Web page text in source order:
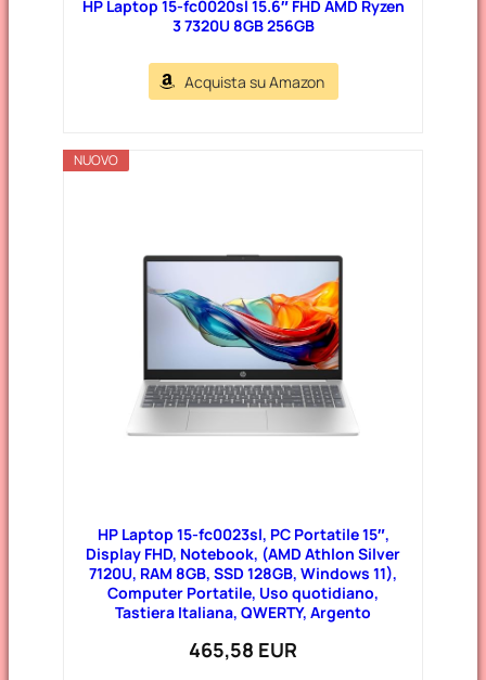
HP Laptop 15-fc0020sl 15.6″ FHD AMD Ryzen
3 7320U 8GB 256GB
Acquista su Amazon
NUOVO
HP Laptop 15-fc0023sl, PC Portatile 15″,
Display FHD, Notebook, (AMD Athlon Silver
7120U, RAM 8GB, SSD 128GB, Windows 11),
Computer Portatile, Uso quotidiano,
Tastiera Italiana, QWERTY, Argento
465,58 EUR